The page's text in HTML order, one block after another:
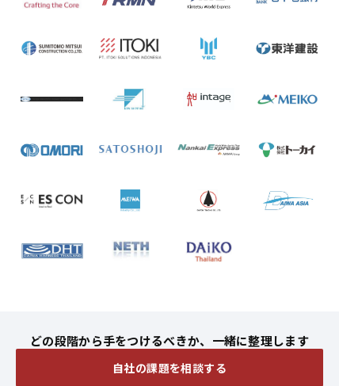
どの段階から手をつけるべきか、一緒に整理します
自社の課題を相談する